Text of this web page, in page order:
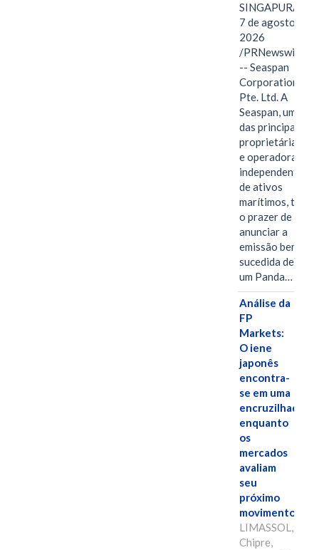
SINGAPURA,
7 de agosto de
2026
/PRNewswire/
-- Seaspan
Corporation
Pte. Ltd. A
Seaspan, uma
das principais
proprietárias
e operadoras
independentes
de ativos
marítimos, tem
o prazer de
anunciar a
emissão bem-
sucedida de
um Panda…
Análise da
FP
Markets:
O iene
japonês
encontra-
se em uma
encruzilhada
enquanto
os
mercados
avaliam
seu
próximo
movimento.
LIMASSOL,
Chipre,